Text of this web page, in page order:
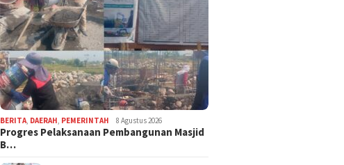
BERITA, DAERAH, PEMERINTAH 8 Agustus 2026
Progres Pelaksanaan Pembangunan Masjid
B…